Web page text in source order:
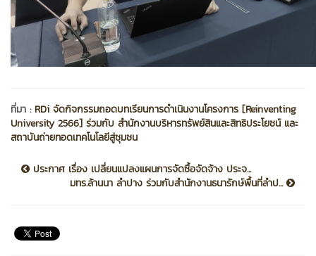
ที่มา : RDi จัดกิจกรรมถอดบทเรียนการดำเนินงานโครงการ [Reinventing
University 2566] ร่วมกับ สำนักงานบริหารทรัพย์สินและสิทธิประโยชน์ และ
สถาบันถ่ายทอดเทคโนโลยีสู่ชุมชน
ประกาศ เรื่อง เปลี่ยนแปลงแผนการจัดซื้อจัดจ้าง ประจ...
มทร.ล้านนา ลำปาง ร่วมกับสำนักงานธนารักษ์พื้นที่ลำป...